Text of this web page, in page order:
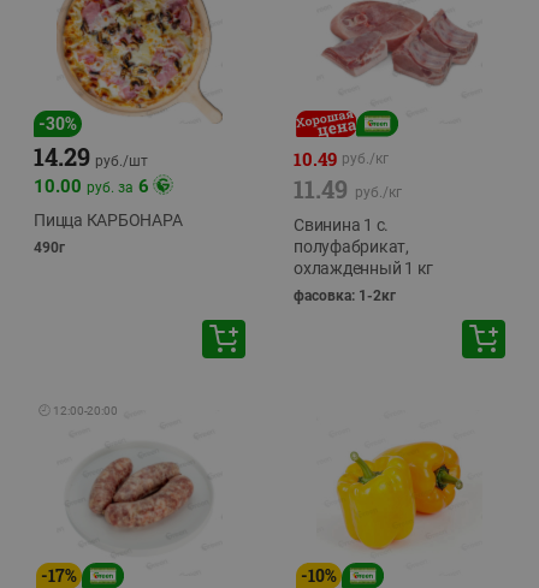
-30%
14.29 руб./шт
10.00 руб. за 6
Пицца КАРБОНАРА
490г
10.49 руб./кг
11.49 руб./кг
Свинина 1 с.
полуфабрикат,
охлажденный 1 кг
фасовка: 1-2кг
🕘 12:00-20:00
-17% -10%